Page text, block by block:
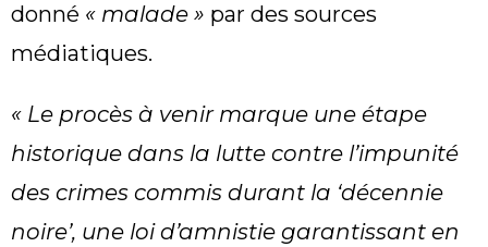
donné « malade » par des sources
médiatiques.
« Le procès à venir marque une étape
historique dans la lutte contre l’impunité
des crimes commis durant la ‘décennie
noire’, une loi d’amnistie garantissant en